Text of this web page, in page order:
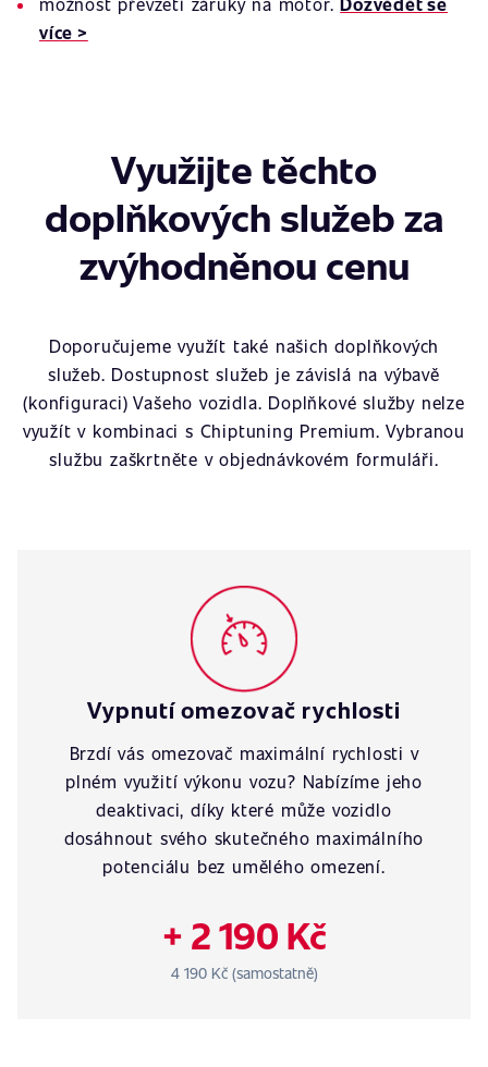
více >
Využijte těchto
doplňkových služeb za
zvýhodněnou cenu
Doporučujeme využít také našich doplňkových
služeb. Dostupnost služeb je závislá na výbavě
(konfiguraci) Vašeho vozidla. Doplňkové služby nelze
využít v kombinaci s Chiptuning Premium. Vybranou
službu zaškrtněte v objednávkovém formuláři.
Vypnutí omezovač rychlosti
Brzdí vás omezovač maximální rychlosti v
plném využití výkonu vozu? Nabízíme jeho
deaktivaci, díky které může vozidlo
dosáhnout svého skutečného maximálního
potenciálu bez umělého omezení.
+ 2 190 Kč
4 190 Kč (samostatně)